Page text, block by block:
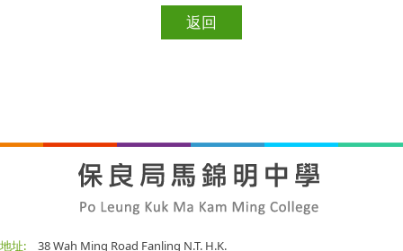
返回
地址: 38 Wah Ming Road Fanling N.T. H.K.